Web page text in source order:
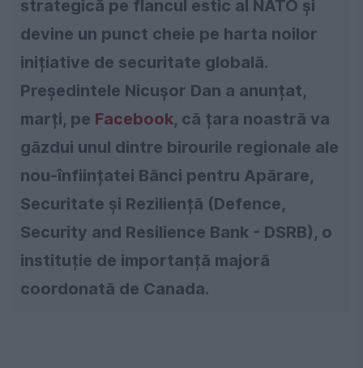
strategică pe flancul estic al NATO și
devine un punct cheie pe harta noilor
inițiative de securitate globală.
Președintele Nicușor Dan a anunțat,
marți, pe Facebook, că țara noastră va
găzdui unul dintre birourile regionale ale
nou-înființatei Bănci pentru Apărare,
Securitate și Reziliență (Defence,
Security and Resilience Bank - DSRB), o
instituție de importanță majoră
coordonată de Canada.